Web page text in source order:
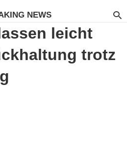
NEWS
leicht
trotz